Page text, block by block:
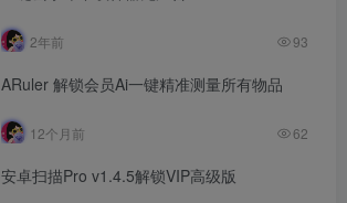
2年前 93
ARuler 解锁会员Ai一键精准测量所有物品
12个月前 62
安卓扫描Pro v1.4.5解锁VIP高级版